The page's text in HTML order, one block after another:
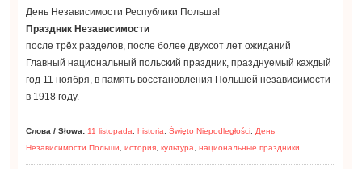
День Независимости Республики Польша!
Праздник Независимости
поcле трёх разделов, после более двухсот лет ожиданий
Главный национальный польский праздник, празднуемый каждый
год 11 ноября, в память восстановления Польшей независимости
в 1918 году.
Слова / Słowa: 11 listopada ,historia ,Święto Niepodległości
День
Независимости Польши
,история ,культура ,национальные праздники